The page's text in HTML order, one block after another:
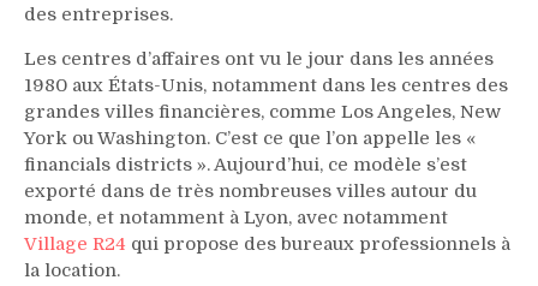
des entreprises.
Les centres d’affaires ont vu le jour dans les années
1980 aux États-Unis, notamment dans les centres des
grandes villes financières, comme Los Angeles, New
York ou Washington. C’est ce que l’on appelle les «
financials districts ». Aujourd’hui, ce modèle s’est
exporté dans de très nombreuses villes autour du
monde, et notamment à Lyon, avec notamment
Village R24 qui propose des bureaux professionnels à
la location.